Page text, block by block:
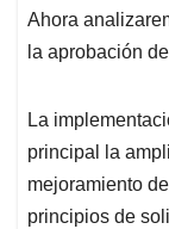
Ahora
la aprobación
La
principal la
mejoramiento
principios de